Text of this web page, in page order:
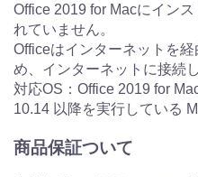
Office 2019 for Macにイン
れていません。
Officeはインターネットを
め、インターネットに接続
対応OS：Office 2019 for
10.14 以降を実行している
商品保証ついて